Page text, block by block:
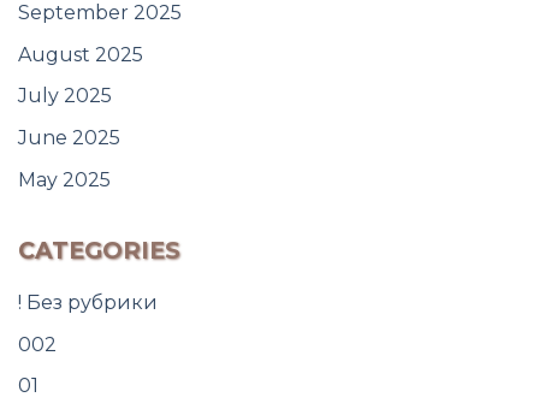
September 2025
August 2025
July 2025
June 2025
May 2025
CATEGORIES
! Без рубрики
002
01